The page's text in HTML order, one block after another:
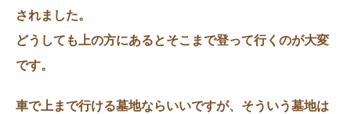
されました。
どうしても上の方にあるとそこまで登って行くのが大変
です。
車で上まで行ける墓地ならいいですが、そういう墓地は